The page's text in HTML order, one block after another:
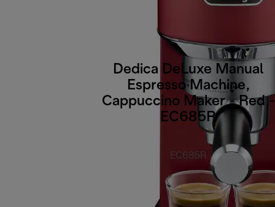
Dedica DeLuxe Manual
Espresso Machine,
Cappuccino Maker - Red -
EC685R
EC685R